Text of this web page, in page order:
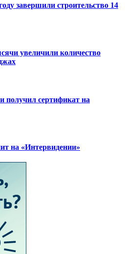
завершили строительство 14
увеличили количество
сертификат на
на «Интервидении»